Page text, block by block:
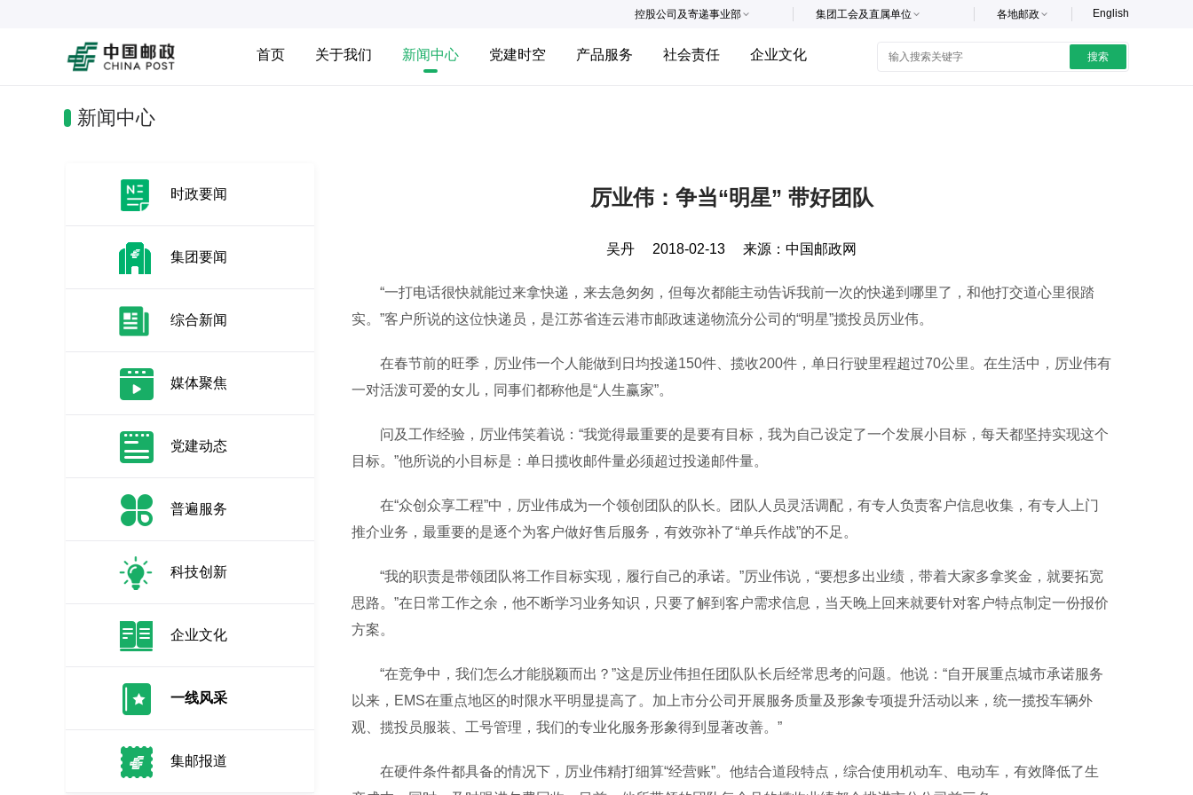
English
各地邮政
集团工会及直属单位
控股公司及寄递事业部
首页 关于我们 新闻中心 党建时空 产品服务 社会责任 企业文化 搜索
新闻中心
时政要闻
集团要闻
综合新闻
媒体聚焦
党建动态
普遍服务
科技创新
企业文化
一线风采
集邮报道
厉业伟：争当“明星” 带好团队
吴丹 2018-02-13 来源： 中国邮政网
“一打电话很快就能过来拿快递，来去急匆匆，但每次都能主动告诉我前一次的快递到哪里了，和他打交道心里很踏
实。”客户所说的这位快递员，是江苏省连云港市邮政速递物流分公司的“明星”揽投员厉业伟。
在春节前的旺季，厉业伟一个人能做到日均投递150件、揽收200件，单日行驶里程超过70公里。在生活中，厉业伟有
一对活泼可爱的女儿，同事们都称他是“人生赢家”。
问及工作经验，厉业伟笑着说：“我觉得最重要的是要有目标，我为自己设定了一个发展小目标，每天都坚持实现这个
目标。”他所说的小目标是：单日揽收邮件量必须超过投递邮件量。
在“众创众享工程”中，厉业伟成为一个领创团队的队长。团队人员灵活调配，有专人负责客户信息收集，有专人上门
推介业务，最重要的是逐个为客户做好售后服务，有效弥补了“单兵作战”的不足。
“我的职责是带领团队将工作目标实现，履行自己的承诺。”厉业伟说，“要想多出业绩，带着大家多拿奖金，就要拓宽
思路。”在日常工作之余，他不断学习业务知识，只要了解到客户需求信息，当天晚上回来就要针对客户特点制定一份报价
方案。
“在竞争中，我们怎么才能脱颖而出？”这是厉业伟担任团队队长后经常思考的问题。他说：“自开展重点城市承诺服务
以来，EMS在重点地区的时限水平明显提高了。加上市分公司开展服务质量及形象专项提升活动以来，统一揽投车辆外
观、揽投员服装、工号管理，我们的专业化服务形象得到显著改善。”
在硬件条件都具备的情况下，厉业伟精打细算“经营账”。他结合道段特点，综合使用机动车、电动车，有效降低了生